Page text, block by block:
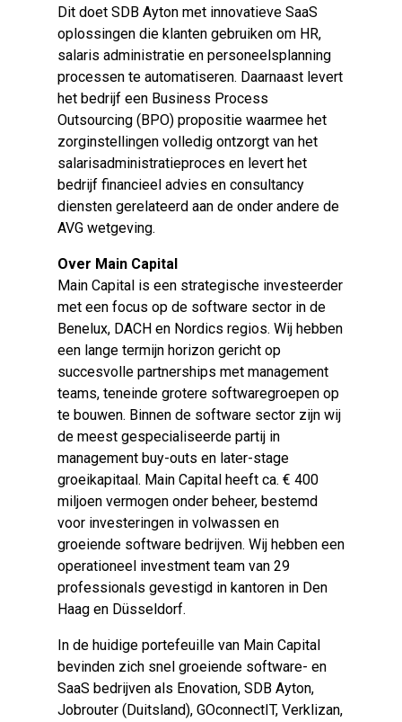
Dit doet SDB Ayton met innovatieve SaaS
oplossingen die klanten gebruiken om HR,
salaris administratie en personeelsplanning
processen te automatiseren. Daarnaast levert
het bedrijf een Business Process
Outsourcing (BPO) propositie waarmee het
zorginstellingen volledig ontzorgt van het
salarisadministratieproces en levert het
bedrijf financieel advies en consultancy
diensten gerelateerd aan de onder andere de
AVG wetgeving.
Over Main Capital
Main Capital is een strategische investeerder
met een focus op de software sector in de
Benelux, DACH en Nordics regios. Wij hebben
een lange termijn horizon gericht op
succesvolle partnerships met management
teams, teneinde grotere softwaregroepen op
te bouwen. Binnen de software sector zijn wij
de meest gespecialiseerde partij in
management buy-outs en later-stage
groeikapitaal. Main Capital heeft ca. € 400
miljoen vermogen onder beheer, bestemd
voor investeringen in volwassen en
groeiende software bedrijven. Wij hebben een
operationeel investment team van 29
professionals gevestigd in kantoren in Den
Haag en Düsseldorf.
In de huidige portefeuille van Main Capital
bevinden zich snel groeiende software- en
SaaS bedrijven als Enovation, SDB Ayton,
Jobrouter (Duitsland), GOconnectIT, Verklizan,